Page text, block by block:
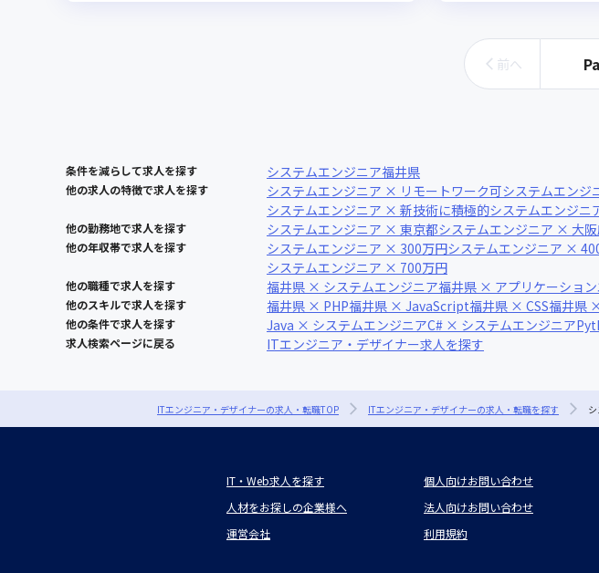
前へ
条件を減らして求人を探す システムエンジニア福井県
他の求人の特徴で求人を探す システムエンジニア × リモートワーク可システムエンジ
システムエンジニア × 新技術に積極的システムエンジニ
他の勤務地で求人を探す システムエンジニア × 東京都システムエンジニア × 大
他の年収帯で求人を探す システムエンジニア × 300万円システムエンジニア ×
システムエンジニア × 700万円
他の職種で求人を探す 福井県 × システムエンジニア福井県 × アプリケーショ
他のスキルで求人を探す 福井県 × PHP福井県 × JavaScript福井県 × CSS福井県
他の条件で求人を探す Java × システムエンジニアC# × システムエンジニア
求人検索ページに戻る ITエンジニア・デザイナー求人を探す
ITエンジニア・デザイナーの求人・転職TOP ITエンジニア・デザイナーの求人・転職を探す
IT・Web求人を探す 個人向けお問い合わせ
人材をお探しの企業様へ
法人向けお問い合わせ
運営会社
利用規約